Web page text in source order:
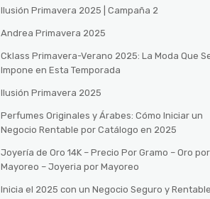
Ilusión Primavera 2025 | Campaña 2
Andrea Primavera 2025
Cklass Primavera-Verano 2025: La Moda Que
Impone en Esta Temporada
Ilusión Primavera 2025
Perfumes Originales y Árabes: Cómo Iniciar un
Negocio Rentable por Catálogo en 2025
Joyería de Oro 14K – Precio Por Gramo – Oro por
Mayoreo – Joyeria por Mayoreo
Inicia el 2025 con un Negocio Seguro y